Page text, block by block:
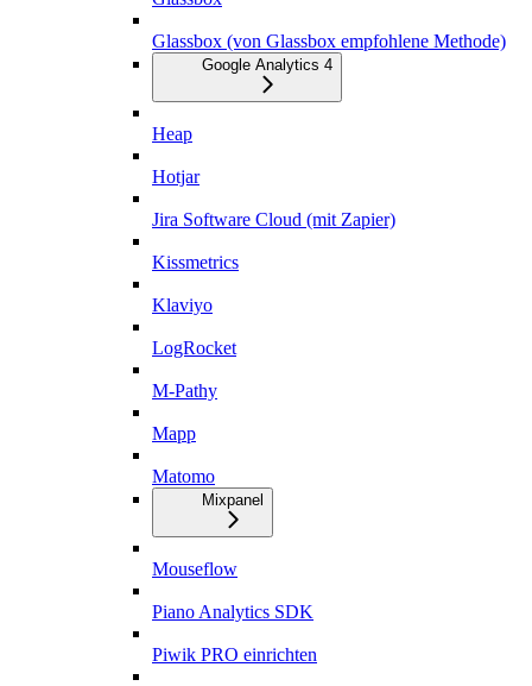
Glassbox (von Glassbox empfohlene Methode)
Google Analytics 4
Heap
Hotjar
Jira Software Cloud (mit Zapier)
Kissmetrics
Klaviyo
LogRocket
M-Pathy
Mapp
Matomo
Mixpanel
Mouseflow
Piano Analytics SDK
Piwik PRO einrichten